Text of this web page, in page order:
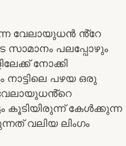
വേലായുധൻ ൻ്റേ
സാമാനം പലപ്പോഴും
നോക്കി
നാട്ടിലെ പഴയ ഒരു
കൂടിയിരുന്ന് കേൾക്കുന്ന
വലിയ ലിംഗം